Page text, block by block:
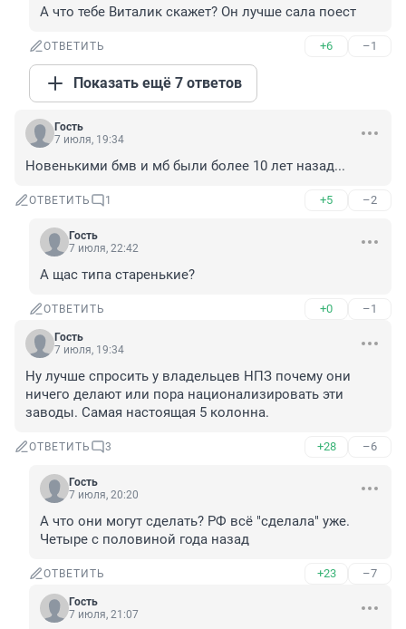
А что тебе Виталик скажет? Он лучше сала поест
ОТВЕТИТЬ +6 –1
Показать ещё 7 ответов
Гость
7 июля, 19:34
Новенькими бмв и мб были более 10 лет назад...
ОТВЕТИТЬ 1 +5 –2
Гость
7 июля, 22:42
А щас типа старенькие?
ОТВЕТИТЬ +0 –1
Гость
7 июля, 19:34
Ну лучше спросить у владельцев НПЗ почему они
ничего делают или пора национализировать эти
заводы. Самая настоящая 5 колонна.
ОТВЕТИТЬ 3 +28 –6
Гость
7 июля, 20:20
А что они могут сделать? РФ всё "сделала" уже.
Четыре с половиной года назад
ОТВЕТИТЬ +23 –7
Гость
7 июля, 21:07